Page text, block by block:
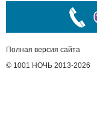
Полная версия сайта
© 1001 НОЧЬ 2013-2026